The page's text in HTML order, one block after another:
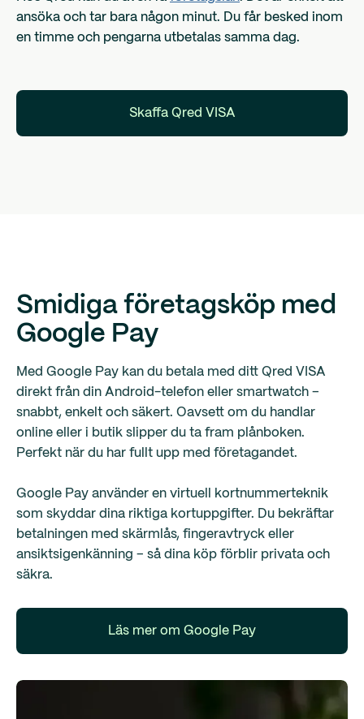
ansöka och tar bara någon minut. Du får besked inom
en timme och pengarna utbetalas samma dag.
Skaffa Qred VISA
Smidiga företagsköp med
Google Pay
Med Google Pay kan du betala med ditt Qred VISA
direkt från din Android-telefon eller smartwatch –
snabbt, enkelt och säkert. Oavsett om du handlar
online eller i butik slipper du ta fram plånboken.
Perfekt när du har fullt upp med företagandet.
Google Pay använder en virtuell kortnummerteknik
som skyddar dina riktiga kortuppgifter. Du bekräftar
betalningen med skärmlås, fingeravtryck eller
ansiktsigenkänning – så dina köp förblir privata och
säkra.
Läs mer om Google Pay